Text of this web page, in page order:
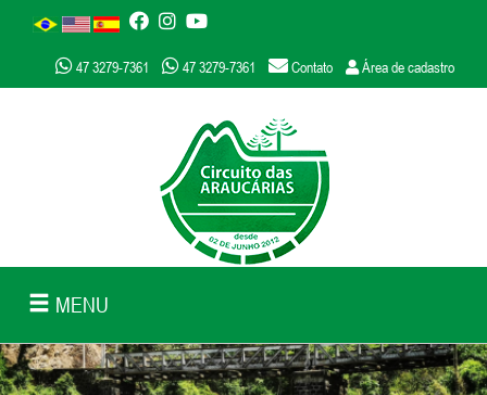
47 3279-7361 47 3279-7361 Contato Área de cadastro
MENU